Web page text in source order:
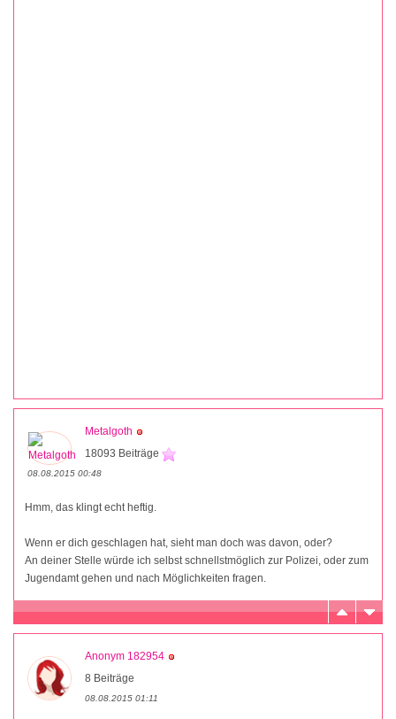
Metalgoth
18093 Beiträge
08.08.2015 00:48
Hmm, das klingt echt heftig.
Wenn er dich geschlagen hat, sieht man doch was davon, oder?
An deiner Stelle würde ich selbst schnellstmöglich zur Polizei, oder zum
Jugendamt gehen und nach Möglichkeiten fragen.
Anonym 182954
8 Beiträge
08.08.2015 01:11